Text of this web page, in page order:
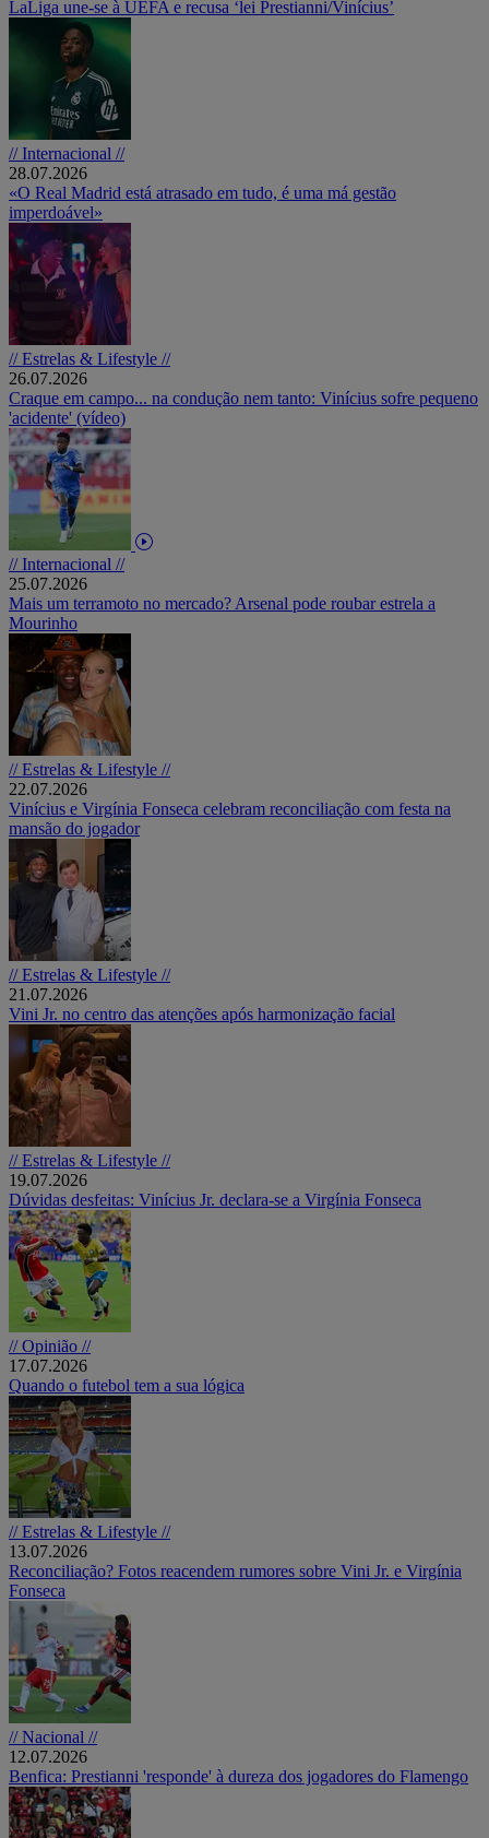
LaLiga une-se à UEFA e recusa ‘lei Prestianni/Vinícius’
// Internacional //
28.07.2026
«O Real Madrid está atrasado em tudo, é uma má gestão
imperdoável»
// Estrelas & Lifestyle //
26.07.2026
Craque em campo... na condução nem tanto: Vinícius sofre pequeno
'acidente' (vídeo)
// Internacional //
25.07.2026
Mais um terramoto no mercado? Arsenal pode roubar estrela a
Mourinho
// Estrelas & Lifestyle //
22.07.2026
Vinícius e Virgínia Fonseca celebram reconciliação com festa na
mansão do jogador
// Estrelas & Lifestyle //
21.07.2026
Vini Jr. no centro das atenções após harmonização facial
// Estrelas & Lifestyle //
19.07.2026
Dúvidas desfeitas: Vinícius Jr. declara-se a Virgínia Fonseca
// Opinião //
17.07.2026
Quando o futebol tem a sua lógica
// Estrelas & Lifestyle //
13.07.2026
Reconciliação? Fotos reacendem rumores sobre Vini Jr. e Virgínia
Fonseca
// Nacional //
12.07.2026
Benfica: Prestianni 'responde' à dureza dos jogadores do Flamengo